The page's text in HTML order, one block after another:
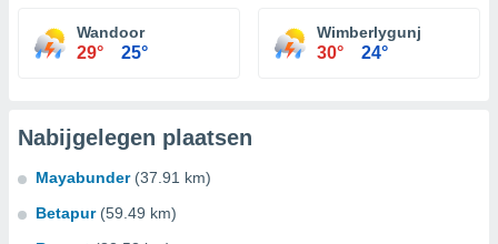
Wandoor
29° 25°
Wimberlygunj
30° 24°
Nabijgelegen plaatsen
Mayabunder (37.91 km)
Betapur (59.49 km)